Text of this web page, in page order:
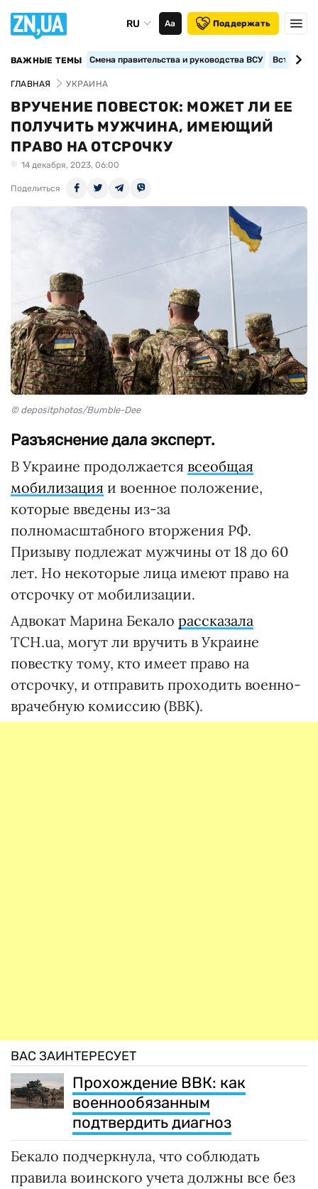
RU Аа Поддержать
ВАЖНЫЕ ТЕМЫ Смена правительства и руководства ВСУ
ГЛАВНАЯ УКРАИНА
ВРУЧЕНИЕ ПОВЕСТОК: МОЖЕТ ЛИ ЕЕ
ПОЛУЧИТЬ МУЖЧИНА, ИМЕЮЩИЙ
ПРАВО НА ОТСРОЧКУ
14 декабря, 2023, 06:00
Поделиться
© depositphotos/Bumble-Dee
Разъяснение дала эксперт.
В Украине продолжается всеобщая
мобилизация и военное положение,
которые введены из-за
полномасштабного вторжения РФ.
Призыву подлежат мужчины от 18 до 60
лет. Но некоторые лица имеют право на
отсрочку от мобилизации.
Адвокат Марина Бекало рассказала
ТСН.ua, могут ли вручить в Украине
повестку тому, кто имеет право на
отсрочку, и отправить проходить военно-
врачебную комиссию (ВВК).
ВАС ЗАИНТЕРЕСУЕТ
Прохождение ВВК: как
военнообязанным
подтвердить диагноз
Бекало подчеркнула, что соблюдать
правила воинского учета должны все без